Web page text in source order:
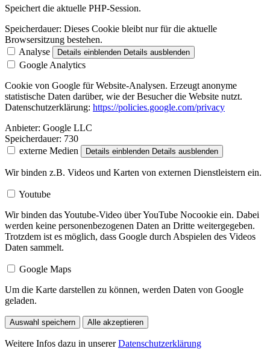
Speichert die aktuelle PHP-Session.
Speicherdauer: Dieses Cookie bleibt nur für die aktuelle
Browsersitzung bestehen.
Analyse
Details einblenden Details ausblenden
Google Analytics
Cookie von Google für Website-Analysen. Erzeugt anonyme
statistische Daten darüber, wie der Besucher die Website nutzt.
Datenschutzerklärung: https://policies.google.com/privacy
Anbieter: Google LLC
Speicherdauer: 730
externe Medien
Details einblenden Details ausblenden
Wir binden z.B. Videos und Karten von externen Dienstleistern ein.
Youtube
Wir binden das Youtube-Video über YouTube Nocookie ein. Dabei
werden keine personenbezogenen Daten an Dritte weitergegeben.
Trotzdem ist es möglich, dass Google durch Abspielen des Videos
Daten sammelt.
Google Maps
Um die Karte darstellen zu können, werden Daten von Google
geladen.
Auswahl speichern Alle akzeptieren
Weitere Infos dazu in unsererDatenschutzerklärung